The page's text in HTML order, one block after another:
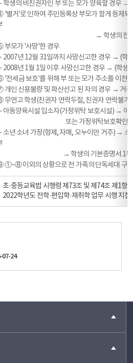
- 학생의 비친권자인 부 또는 모가 양육할 경우 →
'별거'로 인하여 주민등록상 부모가 함게 등재
→ 학생의 전학동의
부모가 '사망'한 경우
- 2007년 12월 31일까지 사망신고한 경우 → (학
- 2008년 1월 1일 이후 사망신고한 경우 → (학생)
'전세금 보호'를 위해 부 또는 모가 주소를 이전
개인 신용불량 및 파산선고 된 자의 경우 → 거
무연고 학생(친권자 연락두절, 친권자 연락불가)
- 아동양육시설 입소자(가정위탁 보호시설) → 아
또는 가정위탁보호확인서 1부(해
- 소년 소녀 가장(형제, 자매, 오누이만 거주) →
→ 학생의 기본증명서 1부
①~⑧ 이외의 상황으로 전 가족의 단독세대 구
초·중등교육법 시행령 제73조 및 제74조 제1항
2022학년도 전학·편입학·재취학 업무 시행 지침
07-24